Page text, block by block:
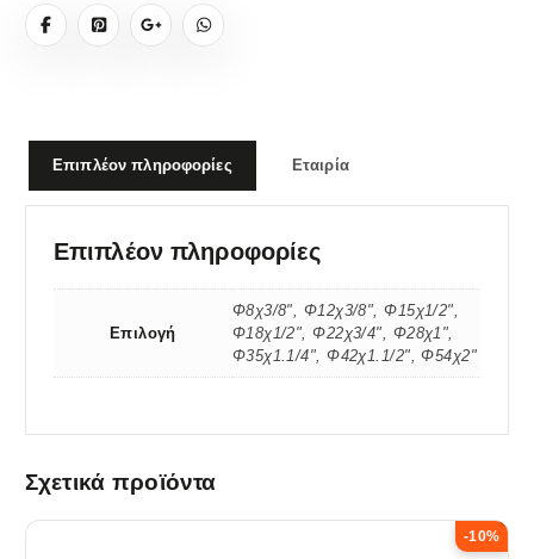
Επιπλέον πληροφορίες Εταιρία
Επιπλέον πληροφορίες
Επιλογή
Φ8χ3/8", Φ12χ3/8", Φ15χ1/2",
Φ18χ1/2", Φ22χ3/4", Φ28χ1",
Φ35χ1.1/4", Φ42χ1.1/2", Φ54χ2"
Σχετικά προϊόντα
-10%